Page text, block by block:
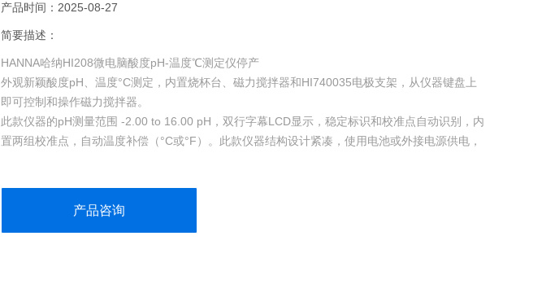
产品时间：2025-08-27
简要描述：
HANNA哈纳HI208微电脑酸度pH-温度℃测定仪停产
外观新颖酸度pH、温度°C测定，内置烧杯台、磁力搅拌器和HI740035电极支架，从仪器键盘上
即可控制和操作磁力搅拌器。
此款仪器的pH测量范围 -2.00 to 16.00 pH，双行字幕LCD显示，稳定标识和校准点自动识别，内
置两组校准点，自动温度补偿（°C或°F）。此款仪器结构设计紧凑，使用电池或外接电源供电，
产品咨询